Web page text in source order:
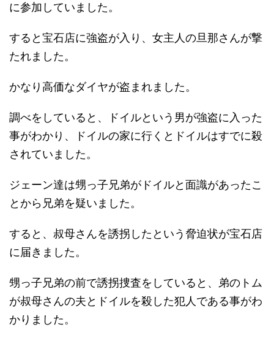
に参加していました。
すると宝石店に強盗が入り、女主人の旦那さんが撃
たれました。
かなり高価なダイヤが盗まれました。
調べをしていると、ドイルという男が強盗に入った
事がわかり、ドイルの家に行くとドイルはすでに殺
されていました。
ジェーン達は甥っ子兄弟がドイルと面識があったこ
とから兄弟を疑いました。
すると、叔母さんを誘拐したという脅迫状が宝石店
に届きました。
甥っ子兄弟の前で誘拐捜査をしていると、弟のトム
が叔母さんの夫とドイルを殺した犯人である事がわ
かりました。